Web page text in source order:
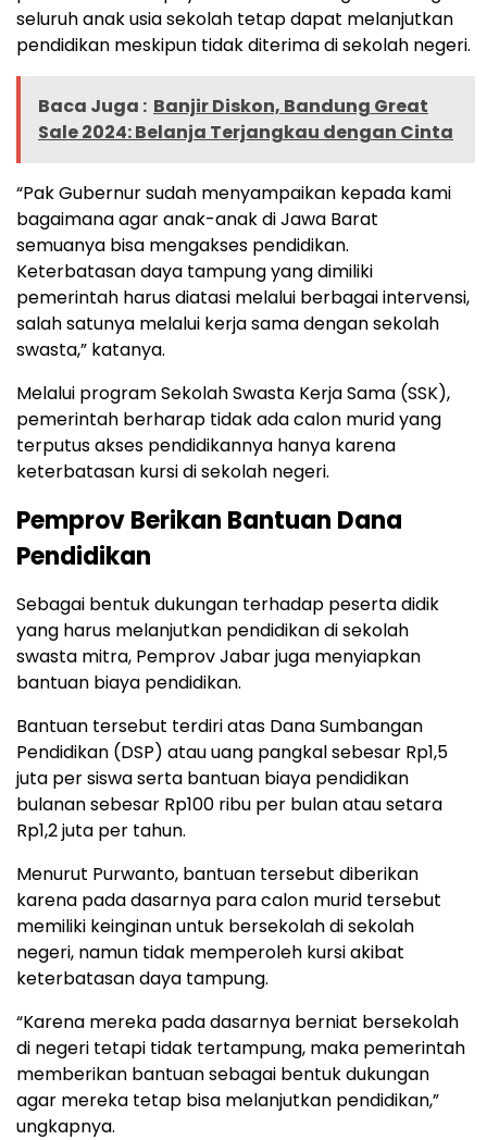
seluruh anak usia sekolah tetap dapat melanjutkan
pendidikan meskipun tidak diterima di sekolah negeri.
Baca Juga : Banjir Diskon, Bandung Great
Sale 2024: Belanja Terjangkau dengan Cinta
“Pak Gubernur sudah menyampaikan kepada kami
bagaimana agar anak-anak di Jawa Barat
semuanya bisa mengakses pendidikan.
Keterbatasan daya tampung yang dimiliki
pemerintah harus diatasi melalui berbagai intervensi,
salah satunya melalui kerja sama dengan sekolah
swasta,” katanya.
Melalui program Sekolah Swasta Kerja Sama (SSK),
pemerintah berharap tidak ada calon murid yang
terputus akses pendidikannya hanya karena
keterbatasan kursi di sekolah negeri.
Pemprov Berikan Bantuan Dana
Pendidikan
Sebagai bentuk dukungan terhadap peserta didik
yang harus melanjutkan pendidikan di sekolah
swasta mitra, Pemprov Jabar juga menyiapkan
bantuan biaya pendidikan.
Bantuan tersebut terdiri atas Dana Sumbangan
Pendidikan (DSP) atau uang pangkal sebesar Rp1,5
juta per siswa serta bantuan biaya pendidikan
bulanan sebesar Rp100 ribu per bulan atau setara
Rp1,2 juta per tahun.
Menurut Purwanto, bantuan tersebut diberikan
karena pada dasarnya para calon murid tersebut
memiliki keinginan untuk bersekolah di sekolah
negeri, namun tidak memperoleh kursi akibat
keterbatasan daya tampung.
“Karena mereka pada dasarnya berniat bersekolah
di negeri tetapi tidak tertampung, maka pemerintah
memberikan bantuan sebagai bentuk dukungan
agar mereka tetap bisa melanjutkan pendidikan,”
ungkapnya.